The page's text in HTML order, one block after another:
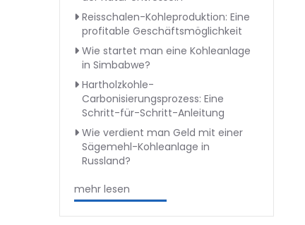
Reisschalen-Kohleproduktion: Eine
profitable Geschäftsmöglichkeit
Wie startet man eine Kohleanlage
in Simbabwe?
Hartholzkohle-
Carbonisierungsprozess: Eine
Schritt-für-Schritt-Anleitung
Wie verdient man Geld mit einer
Sägemehl-Kohleanlage in
Russland?
mehr lesen